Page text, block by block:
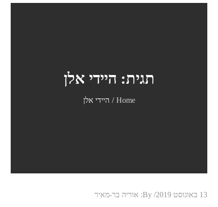
תגית: היידי אלן
Home היידי אלן
Posted
13 באוגוסט 2019 By: אוריה בר-מאיר